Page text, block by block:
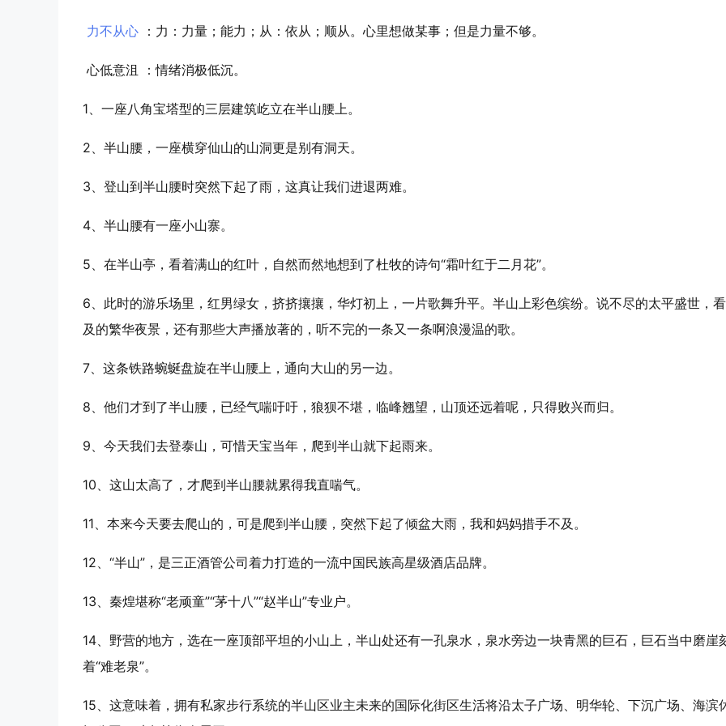
力不从心 ：力：力量；能力；从：依从；顺从。心里想做某事；但是力量不够。
心低意沮 ：情绪消极低沉。
1、一座八角宝塔型的三层建筑屹立在半山腰上。
2、 半山腰，一座横穿仙山的山洞更是别有洞天。
3、登山到半山腰时突然下起了雨，这真让我们进退两难。
4、 半山腰有一座小山寨。
5、在半山亭，看着满山的红叶，自然而然地想到了杜牧的诗句“霜叶红于二月花”。
6、此时的游乐场里，红男绿女，挤挤攘攘，华灯初上，一片歌舞升平。 半山上彩色缤纷。说不尽的太平盛世，
及的繁华夜景，还有那些大声播放著的，听不完的一条又一条啊浪漫温的歌。
7、这条铁路蜿蜒盘旋在半山腰上，通向大山的另一边。
8、他们才到了半山腰，已经气喘吁吁，狼狈不堪，临峰翘望，山顶还远着呢，只得败兴而归。
9、今天我们去登泰山，可惜天宝当年，爬到半山就下起雨来。
10、这山太高了，才爬到半山腰就累得我直喘气。
11、本来今天要去爬山的，可是爬到半山腰，突然下起了倾盆大雨，我和妈妈措手不及。
12、“半山”，是三正酒管公司着力打造的一流中国民族高星级酒店品牌。
13、秦煌堪称“老顽童”“茅十八”“赵半山”专业户。
14、野营的地方，选在一座顶部平坦的小山上， 半山处还有一孔泉水，泉水旁边一块青黑的巨石，巨石当中磨崖
着“难老泉”。
15、这意味着，拥有私家步行系统的半山区业主未来的国际化街区生活将沿太子广场、明华轮、下沉广场、海滨